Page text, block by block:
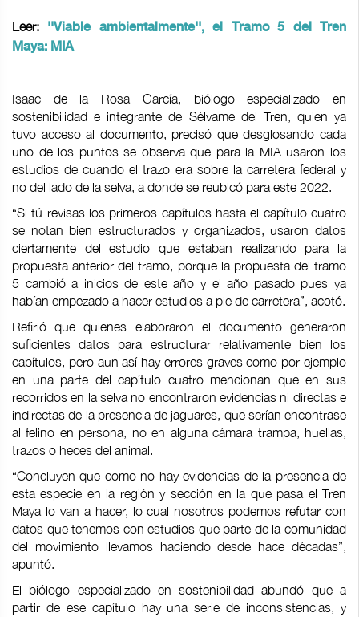
Leer: ''Viable ambientalmente'', el Tramo 5 del Tren
Maya: MIA
Isaac de la Rosa García, biólogo especializado en
sostenibilidad e integrante de Sélvame del Tren, quien ya
tuvo acceso al documento, precisó que desglosando cada
uno de los puntos se observa que para la MIA usaron los
estudios de cuando el trazo era sobre la carretera federal y
no del lado de la selva, a donde se reubicó para este 2022.
“Si tú revisas los primeros capítulos hasta el capítulo cuatro
se notan bien estructurados y organizados, usaron datos
ciertamente del estudio que estaban realizando para la
propuesta anterior del tramo, porque la propuesta del tramo
5 cambió a inicios de este año y el año pasado pues ya
habían empezado a hacer estudios a pie de carretera”, acotó.
Refirió que quienes elaboraron el documento generaron
suficientes datos para estructurar relativamente bien los
capítulos, pero aun así hay errores graves como por ejemplo
en una parte del capítulo cuatro mencionan que en sus
recorridos en la selva no encontraron evidencias ni directas e
indirectas de la presencia de jaguares, que serían encontrase
al felino en persona, no en alguna cámara trampa, huellas,
trazos o heces del animal.
“Concluyen que como no hay evidencias de la presencia de
esta especie en la región y sección en la que pasa el Tren
Maya lo van a hacer, lo cual nosotros podemos refutar con
datos que tenemos con estudios que parte de la comunidad
del movimiento llevamos haciendo desde hace décadas”,
apuntó.
El biólogo especializado en sostenibilidad abundó que a
partir de ese capítulo hay una serie de inconsistencias, y